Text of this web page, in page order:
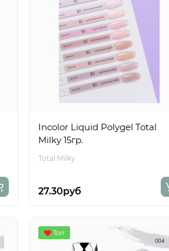
Incolor Liquid Polygel Total
Milky 15гр.
Total Milky
27.30руб
Топ